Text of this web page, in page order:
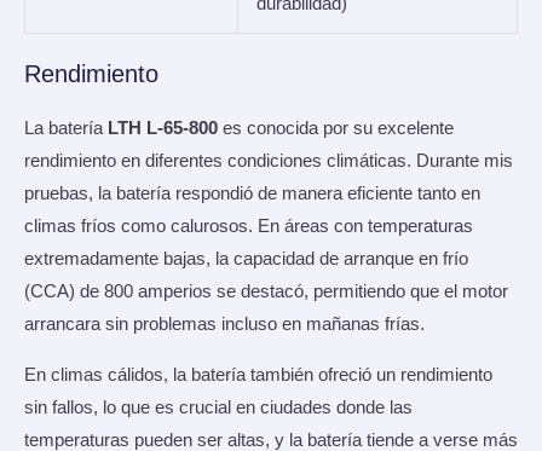
Rendimiento
La batería LTH L-65-800 es conocida por su excelente
rendimiento en diferentes condiciones climáticas. Durante mis
pruebas, la batería respondió de manera eficiente tanto en
climas fríos como calurosos. En áreas con temperaturas
extremadamente bajas, la capacidad de arranque en frío
(CCA) de 800 amperios se destacó, permitiendo que el motor
arrancara sin problemas incluso en mañanas frías.
En climas cálidos, la batería también ofreció un rendimiento
sin fallos, lo que es crucial en ciudades donde las
temperaturas pueden ser altas, y la batería tiende a verse más